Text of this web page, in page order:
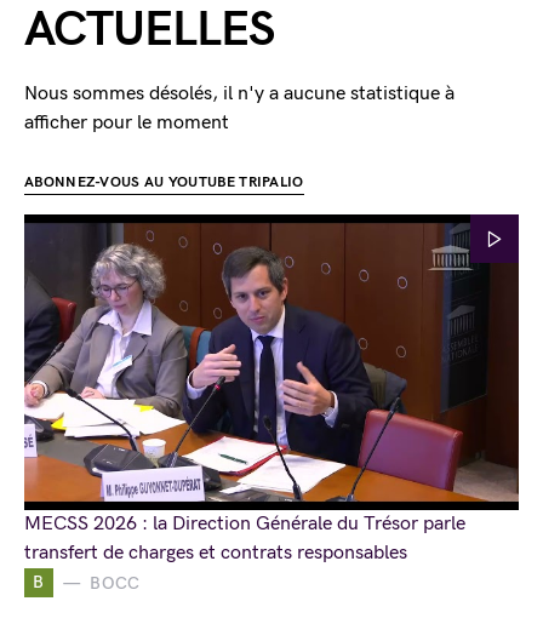
B BOCC
ACTUELLES
Nous sommes désolés, il n'y a aucune statistique à
afficher pour le moment
ABONNEZ-VOUS AU YOUTUBE TRIPALIO
MECSS 2026 : la Direction Générale du Trésor parle
transfert de charges et contrats responsables